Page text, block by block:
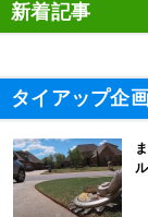
新着記事
タイアップ企